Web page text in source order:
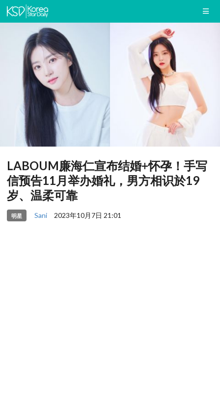
LABOUM廉海仁宣布结婚+怀孕！手写
信预告11月举办婚礼，男方相识於19
岁、温柔可靠
明星 Sani 2023年10月7日 21:01